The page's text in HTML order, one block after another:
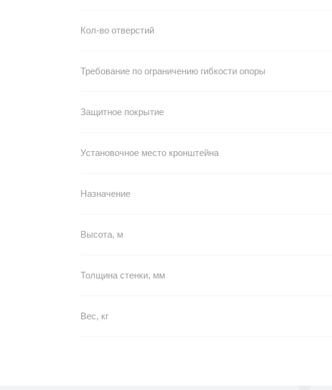
Кол-во отверстий
Требование по ограничению гибкости опоры
Защитное покрытие
Установочное место кронштейна
Назначение
Высота, м
Толщина стенки, мм
Вес, кг